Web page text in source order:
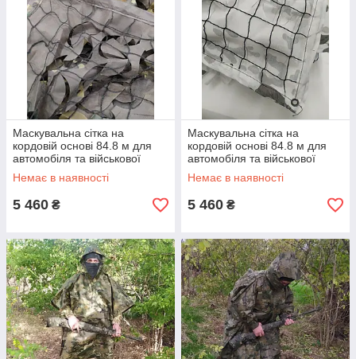
Маскувальна сітка на
кордовій основі 84.8 м для
автомобіля та військової
техніки / Сітка для
маскування Бруд Код/
Немає в наявності
5 460 ₴
Маскувальна сітка на
кордовій основі 84.8 м для
автомобіля та військової
техніки / Сітка для
маскування Зима Код/
Немає в наявності
5 460 ₴